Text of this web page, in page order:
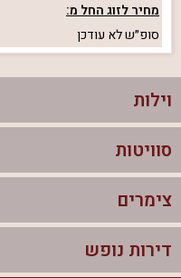
מחיר לזוג החל מ:
סופ״שלא עודכן
וילות
וילות בצפון
וילות להשכרה
סוויטות
סוויטות בצפון
צימרים לזוגות עם בריכה פרטית
צימרים
צימרים בצפון
דירות נופש